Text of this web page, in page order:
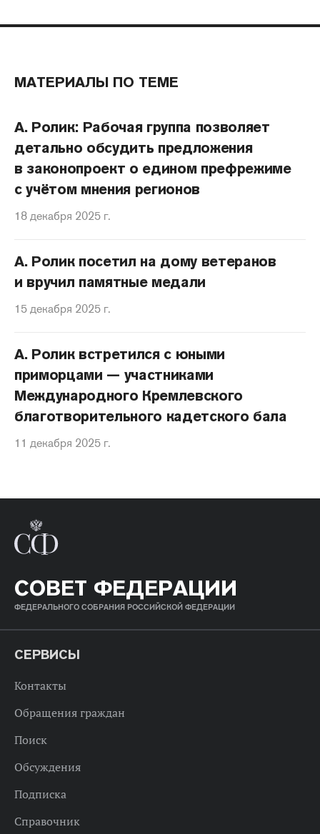
МАТЕРИАЛЫ ПО ТЕМЕ
А. Ролик: Рабочая группа позволяет
детально обсудить предложения
в законопроект о едином префрежиме
с учётом мнения регионов
18 декабря 2025 г.
А. Ролик посетил на дому ветеранов
и вручил памятные медали
15 декабря 2025 г.
А. Ролик встретился с юными
приморцами — участниками
Международного Кремлевского
благотворительного кадетского бала
11 декабря 2025 г.
СОВЕТ ФЕДЕРАЦИИ
ФЕДЕРАЛЬНОГО СОБРАНИЯ РОССИЙСКОЙ ФЕДЕРАЦИИ
СЕРВИСЫ
Контакты
Обращения граждан
Поиск
Обсуждения
Подписка
Справочник